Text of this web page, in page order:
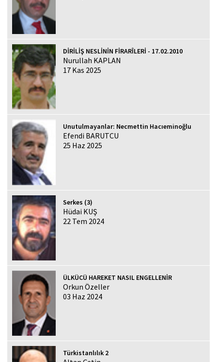
DİRİLİŞ NESLİNİN FİRARÎLERİ - 17.02.2010
Nurullah KAPLAN
17 Kas 2025
Unutulmayanlar: Necmettin Hacıeminoğlu
Efendi BARUTCU
25 Haz 2025
Serkes (3)
Hüdai KUŞ
22 Tem 2024
ÜLKÜCÜ HAREKET NASIL ENGELLENİR
Orkun Özeller
03 Haz 2024
Türkistanlılık 2